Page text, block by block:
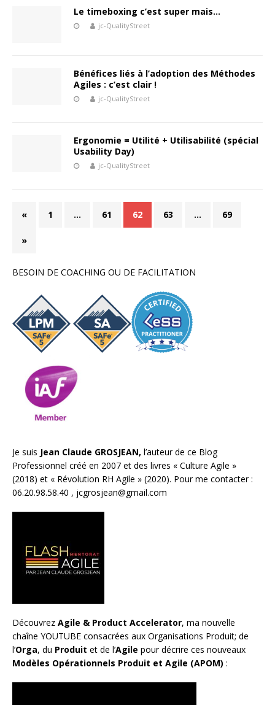
Le timeboxing c’est super mais…
jc-QualityStreet
Bénéfices liés à l’adoption des Méthodes
Agiles : c’est clair !
jc-QualityStreet
Ergonomie = Utilité + Utilisabilité (spécial
Usability Day)
jc-QualityStreet
« 1 … 61 62 63 … 69
»
BESOIN DE COACHING OU DE FACILITATION
Je suis Jean Claude GROSJEAN, l’auteur de ce Blog
Professionnel créé en 2007 et des livres « Culture Agile »
(2018) et « Révolution RH Agile » (2020). Pour me contacter :
06.20.98.58.40 , jcgrosjean@gmail.com
Découvrez Agile & Product Accelerator, ma nouvelle
chaîne YOUTUBE consacrées aux Organisations Produit; de
l’Orga, du Produit et de l’Agile pour décrire ces nouveaux
Modèles Opérationnels Produit et Agile (APOM) :